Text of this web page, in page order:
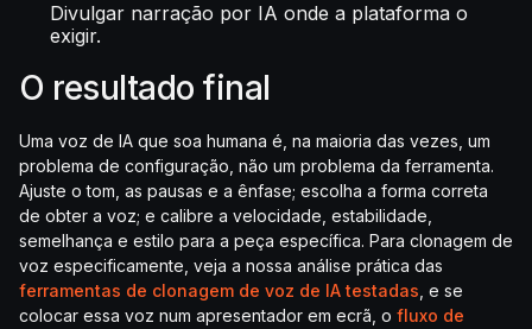
Divulgar narração por IA onde a plataforma o
exigir.
O resultado final
Uma voz de IA que soa humana é, na maioria das vezes, um
problema de configuração, não um problema da ferramenta.
Ajuste o tom, as pausas e a ênfase; escolha a forma correta
de obter a voz; e calibre a velocidade, estabilidade,
semelhança e estilo para a peça específica. Para clonagem de
voz especificamente, veja a nossa análise prática das
ferramentas de clonagem de voz de IA testadas , e se
colocar essa voz num apresentador em ecrã, o fluxo de